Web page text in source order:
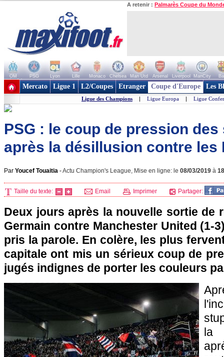
A retenir : Palmarès Coupe du
OM PSG Lyon Lille Monaco Chelsea Man Utd Arsenal Liverpool ManCity
+ de clubs
Mercato Ligue 1 L2/Coupes Etranger Coupe d'Europe Les
Ligue des Champions | Ligue Europa | Ligue
PSG : le coup de pression
après la désillusion contre les
Par Youcef Touaitia -Actu Champion's League, Mise en ligne: le 08/03/2019 à
Taille du texte: Email Imprimer Partager:
Deux jours après la nouvelle sortie de
Germain contre Manchester United (1-
pris la parole. En colère, les plus
capitale ont mis un sérieux coup de
jugés indignes de porter les couleurs
la